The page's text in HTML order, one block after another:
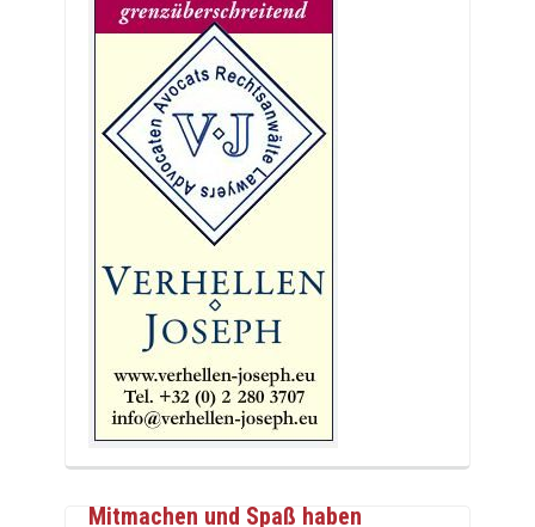
Mitmachen und Spaß haben